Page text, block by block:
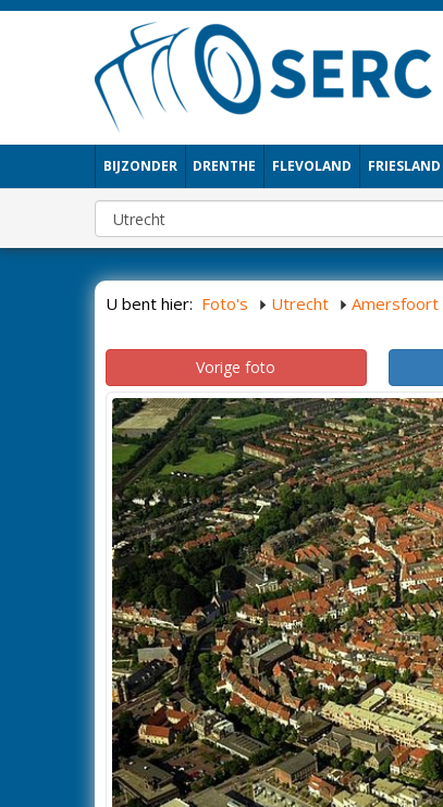
BIJZONDER DRENTHE FLEVOLAND FRIESLAND
U bent hier: Foto's Utrecht Amersfoort
Vorige foto